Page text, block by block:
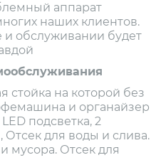
аппарат
наших клиентов.
обслуживании будет
стойка на которой без
и органайзер
подсветка, 2
Отсек для воды и слива.
мусора. Отсек для